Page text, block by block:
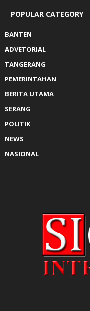
POPULAR CATEGORY
BANTEN
ADVETORIAL
TANGERANG
PEMERINTAHAN
BERITA UTAMA
SERANG
POLITIK
NEWS
NASIONAL